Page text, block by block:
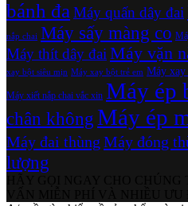
bánh đa Máy quấn dây đai
nắp chai Máy sấy màng co
Máy thít dây đai Máy vặn
xay bột siêu mịn Máy xay bột trẻ em Máy xay
Máy xiết nắp chai vắc xin Máy ép
chân không Máy ép
Máy đai thùng Máy đóng
lượng